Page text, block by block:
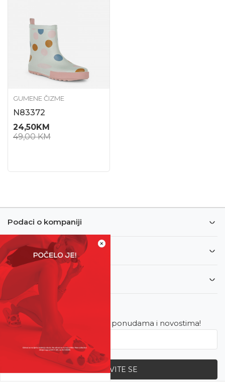
×
GUMENE ČIZME
N83372
24,50KM
49,00KM
Podaci o kompaniji
Informacije
Korisnički servis
Newsletter
Budite u toku sa najnovijim ponudama i novostima!
PRIJAVITE SE